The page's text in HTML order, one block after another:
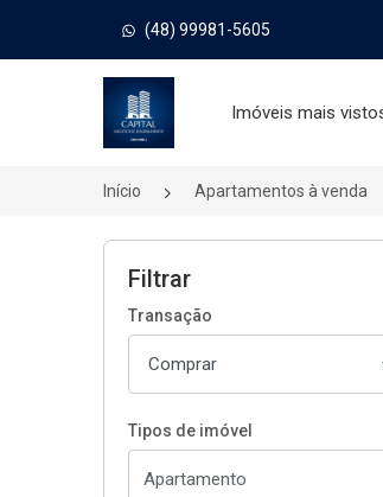
(48) 99981-5605
Página inicial
Imóveis mais
Início Apartamentos à venda
Filtrar
Transação
Tipos de imóvel